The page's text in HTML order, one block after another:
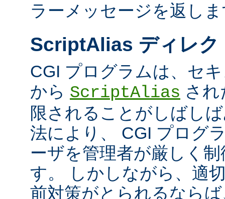
ラーメッセージを返し
ScriptAlias ディレク
CGI プログラムは、セ
から ScriptAlias さ
限されることがしばし
法により、 CGI プログ
ーザを管理者が厳しく
す。 しかしながら、適
前対策がとられるなら